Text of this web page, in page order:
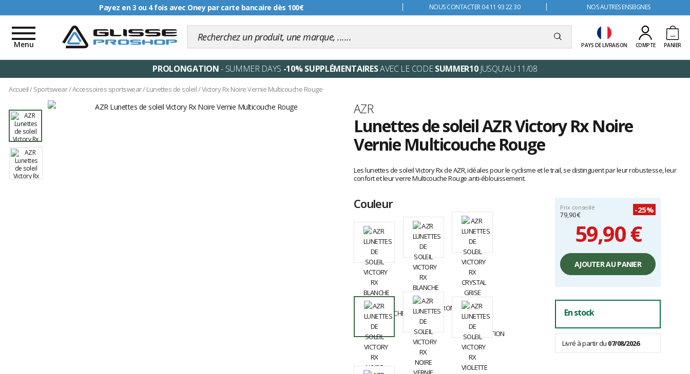
Livraison offerte dès 99€ NOUS CONTACTER 04 11 93 22 30 NOS AUTRES ENSEIGNES
PAYS DE LIVRAISON COMPTE PANIER
Toggle
navigation
Menu
PROLONGATION- SUMMER DAYS -10% SUPPLÉMENTAIRESAVEC LE CODESUMMER10JUSQU'AU 11/08
Accueil/Sportswear/Accessoires sportswear/Lunettes de soleil/Victory Rx Noire Vernie Multicouche Rouge
Marque
AZR
Lunettes de soleil AZR Victory Rx Noire
Vernie Multicouche Rouge
avis
clients
Les lunettes de soleil Victory Rx de AZR, idéales pour le cyclisme et le trail, se distinguent par leur robustesse, leur
confort et leur verre Multicouche Rouge anti-éblouissement.
Couleur Prix conseillé
79,90 €
-25%
59,90 €
Prix
unitaire,
hors
frais
AJOUTER AU PANIER
En stock
Livré à partir du 07/08/2026